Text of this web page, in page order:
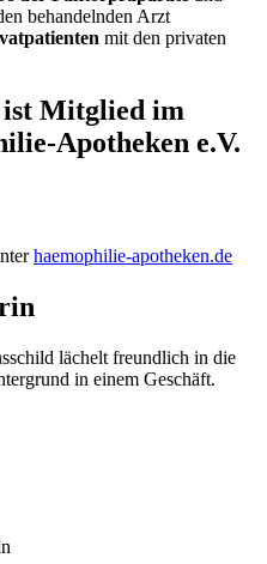
behandelnden Arzt
mit den privaten
ist Mitglied im
Apotheken e.V.
haemophilie-apotheken.de